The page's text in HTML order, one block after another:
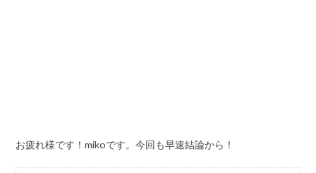
お疲れ様です！mikoです。今回も早速結論から！